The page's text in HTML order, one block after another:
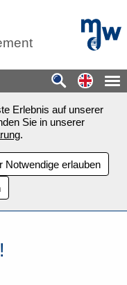
mdw -
Erlebnis auf unserer
Sie in unserer
.
Notwendige erlauben